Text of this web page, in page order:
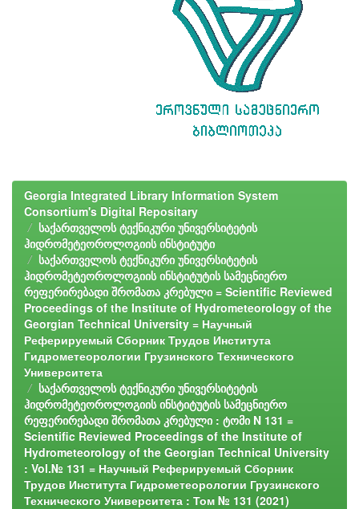
Georgia Integrated Library Information System
Consortium's Digital Repositary
საქართველოს ტექნიკური უნივერსიტეტის
ჰიდრომეტეოროლოგიის ინსტიტუტი
საქართველოს ტექნიკური უნივერსიტეტის
ჰიდრომეტეოროლოგიის ინსტიტუტის სამეცნიერო
რეფერირებადი შრომათა კრებული = Scientific Reviewed
Proceedings of the Institute of Hydrometeorology of the
Georgian Technical University = Научный
Реферируемый Сборник Трудов Института
Гидрометеорологии Грузинского Технического
Университета
საქართველოს ტექნიკური უნივერსიტეტის
ჰიდრომეტეოროლოგიის ინსტიტუტის სამეცნიერო
რეფერირებადი შრომათა კრებული : ტომი N 131 =
Scientific Reviewed Proceedings of the Institute of
Hydrometeorology of the Georgian Technical University
: Vol.№ 131 = Научный Реферируемый Сборник
Трудов Института Гидрометеорологии Грузинского
Технического Университета : Том № 131 (2021)